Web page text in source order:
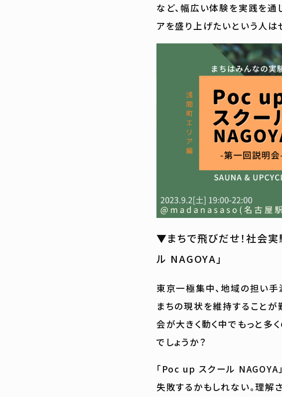
など、幅広い体験を実践を通
アを盛り上げたいという人は
▼まちで飛びだせ！社会実
ル NAGOYA」
東京一極集中、地域の担い
まちの現状を維持することが
会が大きく動く中でもっと多
でしょうか？
「Poc up スクール NAGOYA
失敗するかもしれない。理解